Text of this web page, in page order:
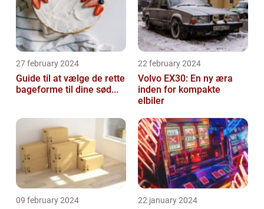
27 february 2024
Guide til at vælge de rette
bageforme til dine sød...
22 february 2024
Volvo EX30: En ny æra
inden for kompakte
elbiler
09 february 2024 22 january 2024